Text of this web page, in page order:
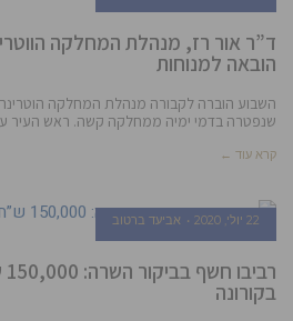
ד”ר אור רז, מנהלת המחלקה
הובאה למנוחות
השבוע הוברה לקבורה מנהלת המחלקה
שנפטרה בדמי ימיה ממחלקה קשה. ראש העיר
קרא עוד ←
22 יולי, 2020 אביעד ברטוב
בקורונה